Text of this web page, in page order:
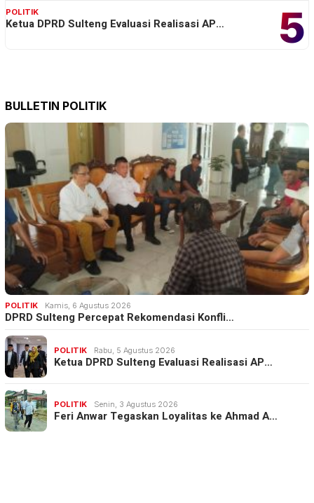
5
POLITIK
Ketua DPRD Sulteng Evaluasi Realisasi AP…
BULLETIN POLITIK
POLITIK Kamis, 6 Agustus 2026
DPRD Sulteng Percepat Rekomendasi Konfli…
POLITIK Rabu, 5 Agustus 2026
Ketua DPRD Sulteng Evaluasi Realisasi AP…
POLITIK Senin, 3 Agustus 2026
Feri Anwar Tegaskan Loyalitas ke Ahmad A…